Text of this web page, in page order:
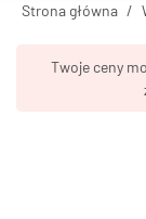
Strona główna
Twoje ceny